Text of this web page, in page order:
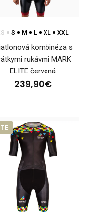
presný strih..
S M L XL XXL
kombinéza s
rukávmi MARK
ELITE červená
239,90€